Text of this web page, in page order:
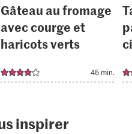
Gâteau au fromage
avec courge et
haricots verts
45 min.
inspirer